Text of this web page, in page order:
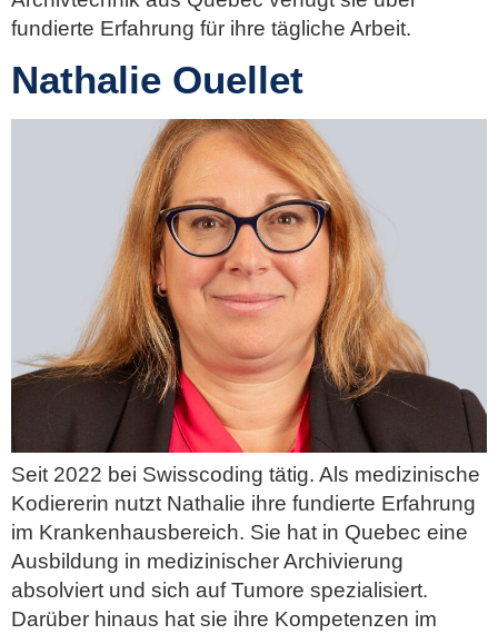
fundierte Erfahrung für ihre tägliche Arbeit.
Nathalie Ouellet
Seit 2022 bei Swisscoding tätig. Als medizinische
Kodiererin nutzt Nathalie ihre fundierte Erfahrung
im Krankenhausbereich. Sie hat in Quebec eine
Ausbildung in medizinischer Archivierung
absolviert und sich auf Tumore spezialisiert.
Darüber hinaus hat sie ihre Kompetenzen im